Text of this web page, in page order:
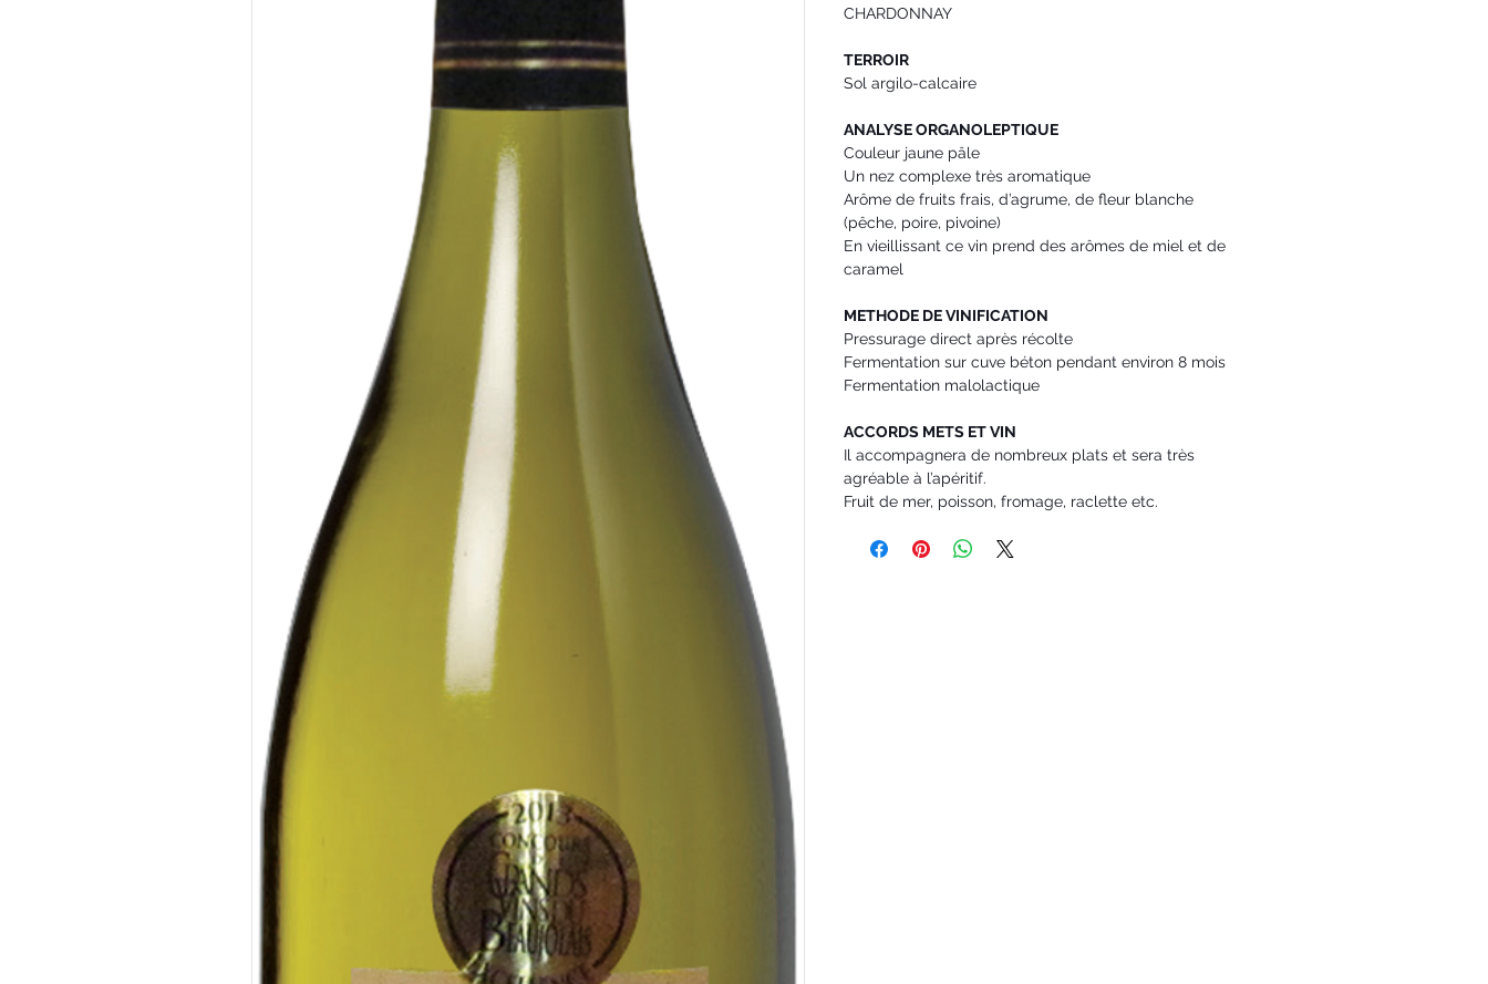
CHARDONNAY
TERROIR
Sol argilo-calcaire
ANALYSE ORGANOLEPTIQUE
Couleur jaune pâle
Un nez complexe très aromatique
Arôme de fruits frais, d’agrume, de fleur blanche
(pêche, poire, pivoine)
En vieillissant ce vin prend des arômes de miel et de
caramel
METHODE DE VINIFICATION
Pressurage direct après récolte
Fermentation sur cuve béton pendant environ 8 mois
Fermentation malolactique
ACCORDS METS ET VIN
Il accompagnera de nombreux plats et sera très
agréable à l’apéritif.
Fruit de mer, poisson, fromage, raclette etc.